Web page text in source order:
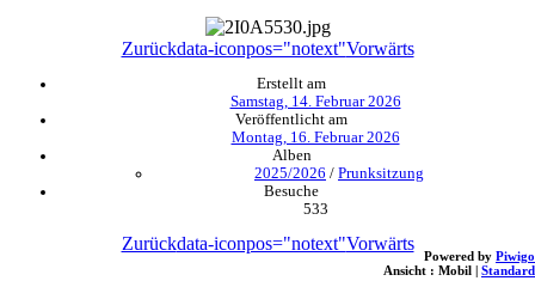
Zurückdata-iconpos="notext"Vorwärts
Erstellt am
Samstag, 14. Februar 2026
Veröffentlicht am
Montag, 16. Februar 2026
Alben
2025/2026 / Prunksitzung
Besuche
533
Zurückdata-iconpos="notext"Vorwärts
Powered by Piwigo
Ansicht : Mobil | Standard